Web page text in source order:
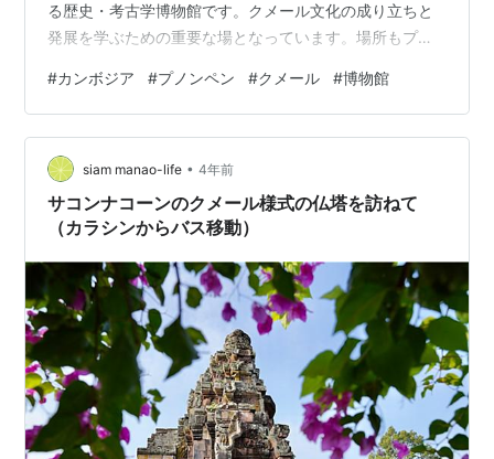
る歴史・考古学博物館です。クメール文化の成り立ちと
発展を学ぶための重要な場となっています。場所もプノ
派手さはありませんが、静かにクメールな空気の中に身
をうずめるのに良い場所です！ カンボジア国立博物館 カ
ンボジア国立博物館は、プノンペンの中心部、王宮の隣
に位置しています。開館時間は毎日8:00から17:00まで
で、18歳以上の入館料金は$10です。少し古い情報だ
と、入館料が安く表示されてい…
#カンボジア #プノンペン #クメール #博物館
siam manao-life • 4年前
サコンナコーンのクメール様式の仏塔を訪ねて
（カラシンからバス移動）